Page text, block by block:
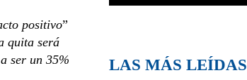
positivo”
quita será
ser un 35%
LAS MÁS LEÍDAS